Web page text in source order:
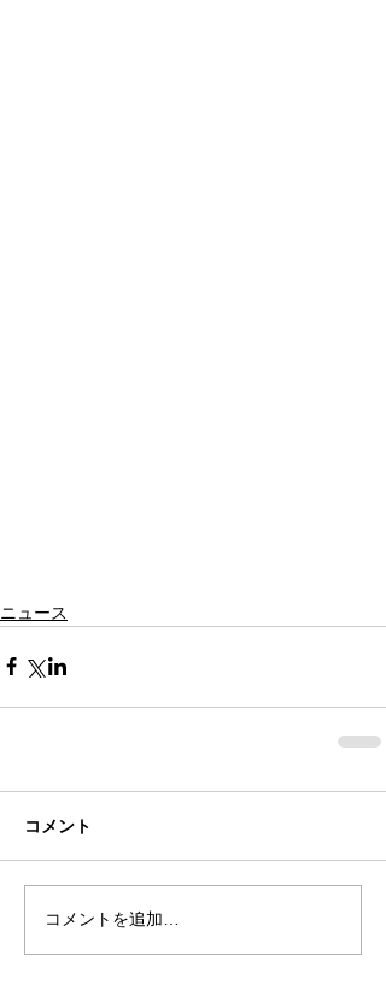
ニュース
コメント
コメントを追加…